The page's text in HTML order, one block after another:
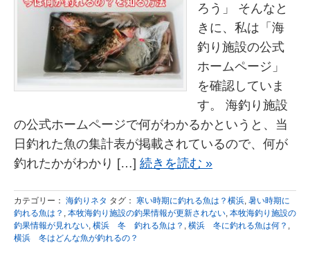
ろう」 そんなと
きに、私は「海
釣り施設の公式
ホームページ」
を確認していま
す。 海釣り施設
の公式ホームページで何がわかるかというと、当
日釣れた魚の集計表が掲載されているので、何が
釣れたかがわかり […] 続きを読む »
カテゴリー： 海釣りネタ タグ： 寒い時期に釣れる魚は？横浜, 暑い時期に
釣れる魚は？ , 本牧海釣り施設の釣果情報が更新されない, 本牧海釣り施設の
釣果情報が見れない, 横浜 冬 釣れる魚は？ , 横浜 冬に釣れる魚は何？ ,
横浜 冬はどんな魚が釣れるの？